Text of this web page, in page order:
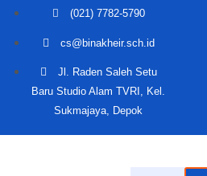
(021) 7782-5790
cs@binakheir.sch.id
Jl. Raden Saleh Setu
Baru Studio Alam TVRI, Kel.
Sukmajaya, Depok